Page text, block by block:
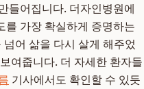
들어집니다. 더자인병원에
를 가장 확실하게 증명하는
어 삶을 다시 살게 해주었
여줍니다. 더 자세한 환자들
기사에서도 확인할 수 있듯